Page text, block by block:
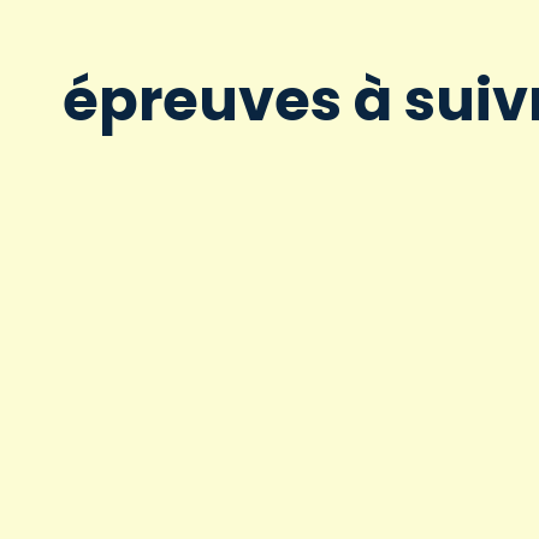
épreuves à